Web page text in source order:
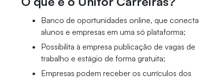
Banco de oportunidades online, que conecta
alunos e empresas em uma só plataforma;
Possibilita à empresa publicação de vagas de
trabalho e estágio de forma gratuita;
Empresas podem receber os currículos dos